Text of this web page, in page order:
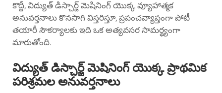
కొద్దీ, విద్యుత్ డిస్చార్జ్ మెషినింగ్ యొక్క వ్యూహాత్మక
అనువర్తనాలు కొనసాగి విస్తరిస్తూ, ప్రపంచవ్యాప్తంగా పోటీ
తయారీ సౌకర్యాలకు ఇది ఒక అత్యవసర సామర్థ్యంగా
మారుతోంది.
విద్యుత్ డిస్చార్జ్ మెషినింగ్ యొక్క ప్రాథమిక
పరిశ్రమల అనువర్తనాలు